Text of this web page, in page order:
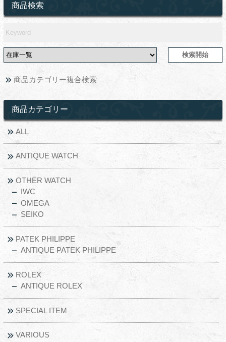
商品検索
商品カテゴリー複合検索
商品カテゴリー
ALL
ANTIQUE WATCH
OTHER WATCH
IWC
OMEGA
SEIKO
PATEK PHILIPPE
ANTIQUE PATEK PHILIPPE
ROLEX
ANTIQUE ROLEX
SPECIAL ITEM
VARIOUS